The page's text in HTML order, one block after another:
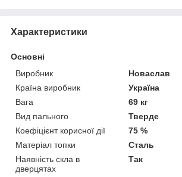
Характеристики
Основні
Виробник
Новаслав
Країна виробник
Україна
Вага
69 кг
Вид пального
Тверде
Коефіцієнт корисної дії
75 %
Матеріал топки
Сталь
Наявність скла в
дверцятах
Так